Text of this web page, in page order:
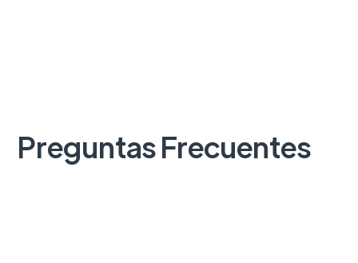
Preguntas Frecuentes